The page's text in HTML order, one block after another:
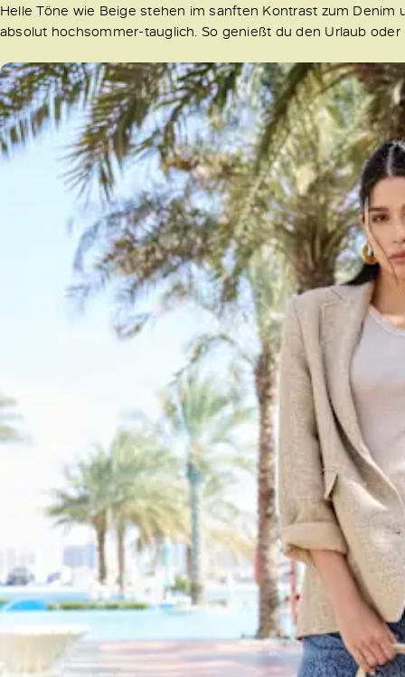
Helle Töne wie Beige stehen im sanften Kontrast zum
absolut hochsommer-tauglich. So genießt du den Urlaub